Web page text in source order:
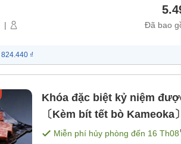
| Đã bao
824.440 ₫
Khóa đặc biệt kỷ niệm
〔Kèm bít tết bò
Miễn phí hủy phòng đến 16 Th08